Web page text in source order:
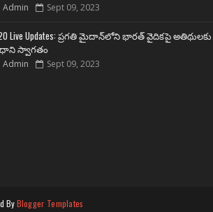
Admin Sept 09, 2023
Live Updates: ప్రగతి మైదాన్‌లోని భారత్ వైదికపై అతిథులకు
స్వాగతం
Admin Sept 09, 2023
ByBlogger Templates